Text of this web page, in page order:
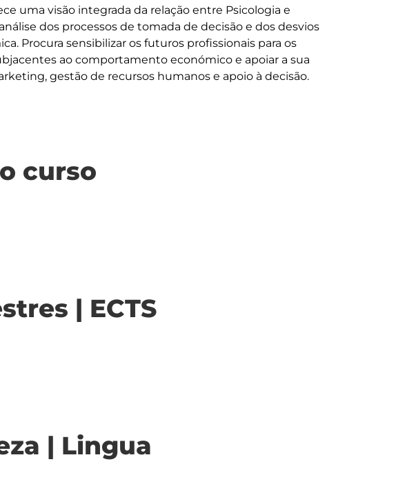
uma visão integrada da relação entre Psicologia e
dos processos de tomada de decisão e dos desvios
Procura sensibilizar os futuros profissionais para os
ao comportamento económico e apoiar a sua
curso
| ECTS
| Lingua